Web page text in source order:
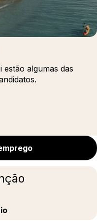
estão algumas das